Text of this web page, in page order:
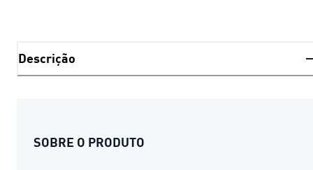
Descrição
SOBRE O PRODUTO